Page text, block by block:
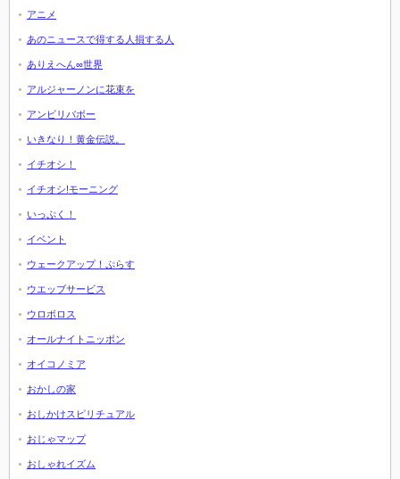
アニメ
あのニュースで得する人損する人
ありえへん∞世界
アルジャーノンに花束を
アンビリバボー
いきなり！黄金伝説。
イチオシ！
イチオシ!モーニング
いっぷく！
イベント
ウェークアップ！ぷらす
ウエッブサービス
ウロボロス
オールナイトニッポン
オイコノミア
おかしの家
おしかけスピリチュアル
おじゃマップ
おしゃれイズム